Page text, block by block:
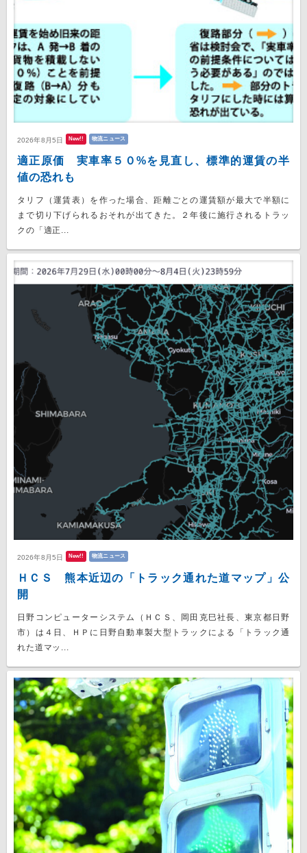
2026年8月5日 New!! 物流ニュース
適正原価 実車率５０%を見直し、標準的運賃の半
値の恐れも
タリフ（運賃表）を作った場合、距離ごとの運賃額が最大で半額に
まで切り下げられるおそれが出てきた。２年後に施行されるトラッ
クの「適正...
2026年8月5日 New!! 物流ニュース
ＨＣＳ 熊本近辺の「トラック通れた道マップ」公
開
日野コンピューターシステム（ＨＣＳ、岡田克巳社長、東京都日野
市）は４日、ＨＰに日野自動車製大型トラックによる「トラック通
れた道マッ...